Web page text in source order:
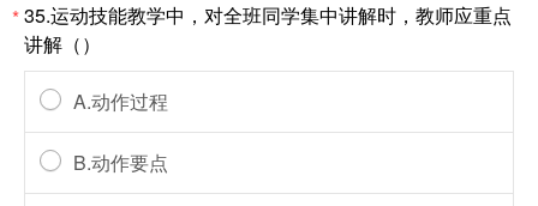
*35.运动技能教学中，对全班同学集中讲解时，教师应重点
讲解（）
A.动作过程
B.动作要点